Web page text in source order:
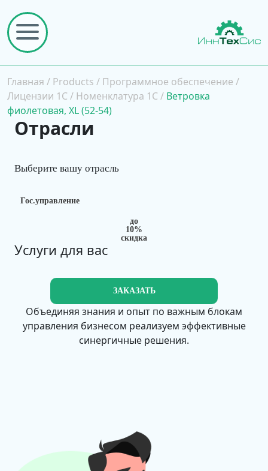
Главная / Products / Программное обеспечение /
Лицензии 1С / Номенклатура 1С / Ветровка
фиолетовая, XL (52-54)
Отрасли
Гос.управление
Выберите вашу отрасль
до
10%
скидка
Услуги для вас
ЗАКАЗАТЬ
Объединяя знания и опыт по важным блокам
управления бизнесом реализуем эффективные
синергичные решения.